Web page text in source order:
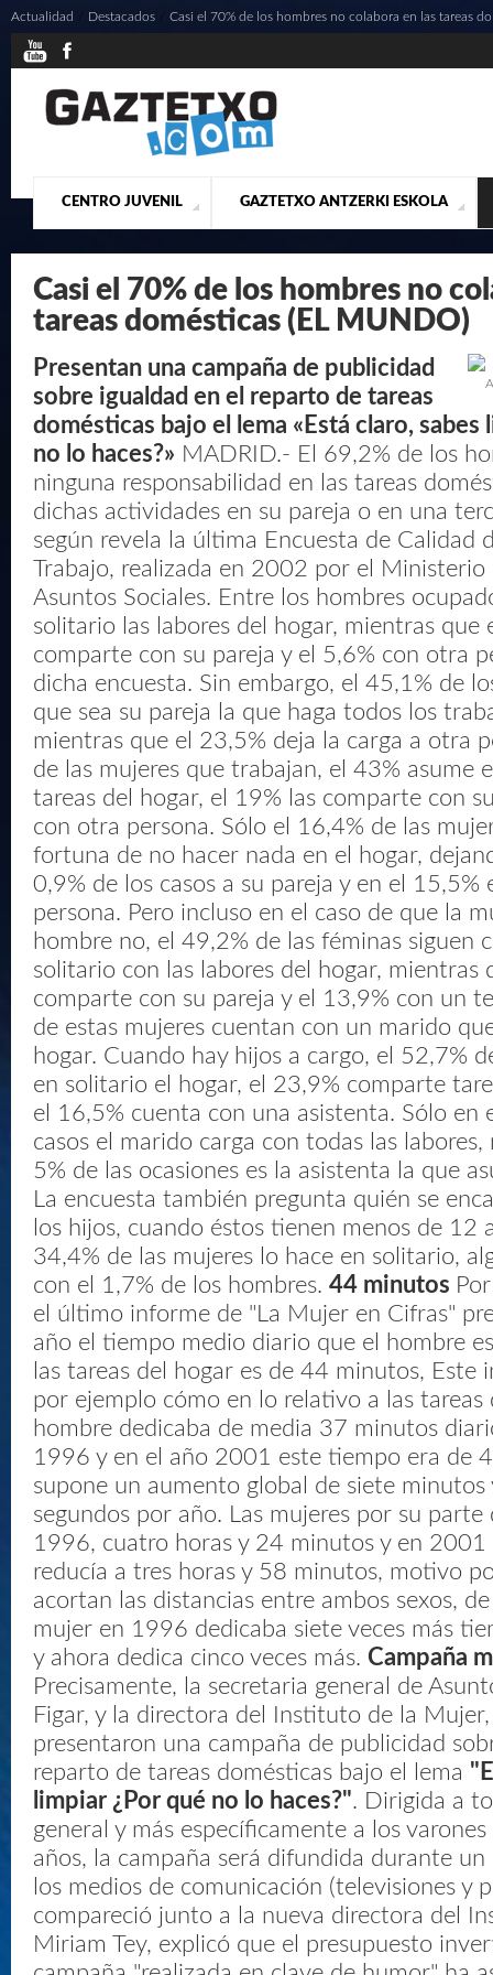
CENTRO JUVENIL
¿QUIENES SOMOS? ACTUALIDAD CONTACTO
GAZTETXO ANTZERKI ESKOLA
PRESENTACIÓN MUSICALES
Actualidad Destacados Casi el 70% de los hombres no colabora en las tareas
Casi el 70% de los hombres no
tareas domésticas (EL MUNDO)
Presentan una campaña de publicidad
sobre igualdad en el reparto de tareas
domésticas bajo el lema «Está claro, sabes
no lo haces?» MADRID.- El 69,2% de los
ninguna responsabilidad en las tareas
dichas actividades en su pareja o en una
según revela la última Encuesta de Calidad
Trabajo, realizada en 2002 por el Ministerio
Asuntos Sociales. Entre los hombres
solitario las labores del hogar, mientras que
comparte con su pareja y el 5,6% con otra
dicha encuesta. Sin embargo, el 45,1% de
que sea su pareja la que haga todos los
mientras que el 23,5% deja la carga a otra
de las mujeres que trabajan, el 43% asume
tareas del hogar, el 19% las comparte con
con otra persona. Sólo el 16,4% de las
fortuna de no hacer nada en el hogar,
0,9% de los casos a su pareja y en el 15,5%
persona. Pero incluso en el caso de que la
hombre no, el 49,2% de las féminas siguen
solitario con las labores del hogar, mientras
comparte con su pareja y el 13,9% con un
de estas mujeres cuentan con un marido
hogar. Cuando hay hijos a cargo, el 52,7%
en solitario el hogar, el 23,9% comparte
el 16,5% cuenta con una asistenta. Sólo en
casos el marido carga con todas las
5% de las ocasiones es la asistenta la que
La encuesta también pregunta quién se
los hijos, cuando éstos tienen menos de 12
34,4% de las mujeres lo hace en solitario,
con el 1,7% de los hombres. 44 minutos
el último informe de "La Mujer en Cifras"
año el tiempo medio diario que el hombre
las tareas del hogar es de 44 minutos, Este
por ejemplo cómo en lo relativo a las tareas
hombre dedicaba de media 37 minutos
1996 y en el año 2001 este tiempo era de
supone un aumento global de siete
segundos por año. Las mujeres por su parte
1996, cuatro horas y 24 minutos y en 2001
reducía a tres horas y 58 minutos, motivo
acortan las distancias entre ambos sexos,
mujer en 1996 dedicaba siete veces más
y ahora dedica cinco veces más. Campaña
Precisamente, la secretaria general de
Figar, y la directora del Instituto de la
presentaron una campaña de publicidad
reparto de tareas domésticas bajo el lema
limpiar ¿Por qué no lo haces?". Dirigida a
general y más específicamente a los
años, la campaña será difundida durante un
los medios de comunicación (televisiones y
compareció junto a la nueva directora del
Miriam Tey, explicó que el presupuesto